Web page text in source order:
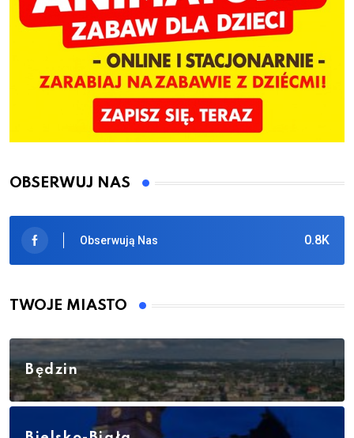
OBSERWUJ NAS
0.8K
Obserwują Nas
TWOJE MIASTO
Będzin